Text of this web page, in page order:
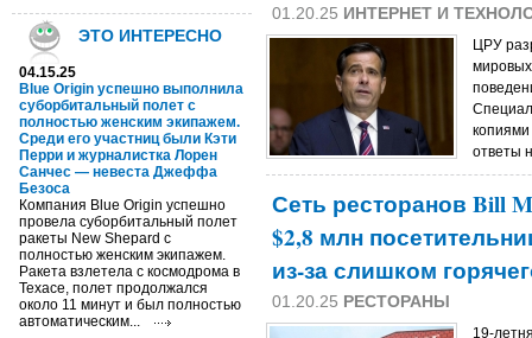
ЭТО ИНТЕРЕСНО
04.15.25
Blue Origin успешно выполнила
суборбитальный полет с
полностью женским экипажем.
Среди его участниц были Кэти
Перри и журналистка Лорен
Санчес — невеста Джеффа
Безоса
Компания Blue Origin успешно
провела суборбитальный полет
ракеты New Shepard с
полностью женским экипажем.
Ракета взлетела с космодрома в
Техасе, полет продолжался
около 11 минут и был полностью
автоматическим...
01.20.25 ИНТЕРНЕТ И
ЦРУ
мировых
копиями
ответы
Сеть ресторанов Bill
$2,8 млн
из-за слишком
01.20.25 РЕСТОРАНЫ
19-